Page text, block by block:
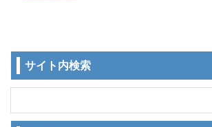
サイト内検索